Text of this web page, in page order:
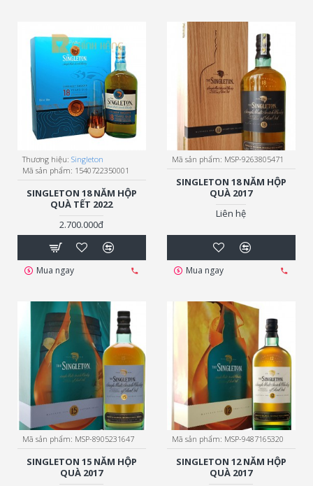
Thương hiệu: Singleton
Mã sản phẩm: 1540722350001
SINGLETON 18 NĂM HỘP
QUÀ TẾT 2022
2.700.000đ
Mua ngay
Mã sản phẩm: MSP-9263805471
SINGLETON 18 NĂM HỘP
QUÀ 2017
Liên hệ
Mua ngay
Mã sản phẩm: MSP-8905231647
SINGLETON 15 NĂM HỘP
QUÀ 2017
Mã sản phẩm: MSP-9487165320
SINGLETON 12 NĂM HỘP
QUÀ 2017